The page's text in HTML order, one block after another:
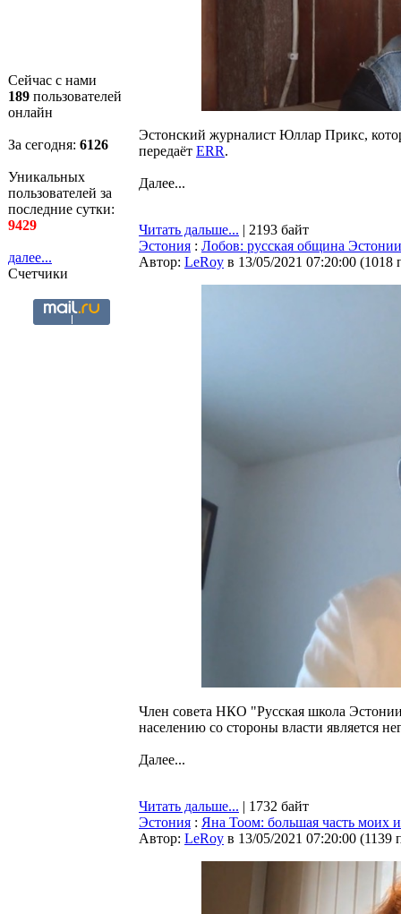
Сейчас с нами
189 пользователей
онлайн
За сегодня: 6126
Уникальных
пользователей за
последние сутки:
9429
далее...
Счетчики
Эстонский журналист Юллар Прикс,
передаёт ERR.
Далее...
Читать дальше... | 2193 байт
Эстония : Лобов: русская община
Автор: LeRoy в 13/05/2021 07:20:00 (1018
Член совета НКО "Русская школа
населению со стороны власти является
Далее...
Читать дальше... | 1732 байт
Эстония : Яна Тоом: большая часть моих
Автор: LeRoy в 13/05/2021 07:20:00 (1139